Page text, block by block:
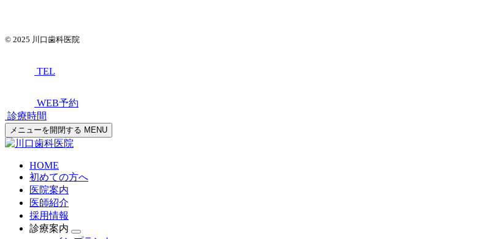
© 2025 川口歯科医院
TEL
WEB予約
診療時間
メニューを開閉する MENU
HOME
初めての方へ
医院案内
医師紹介
採用情報
診療案内